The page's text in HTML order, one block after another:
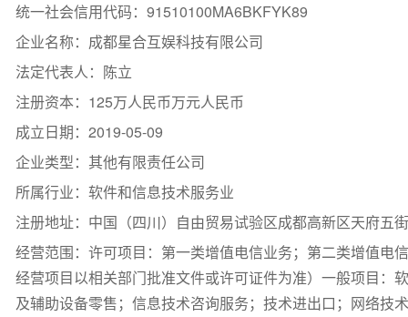
统一社会信用代码：91510100MA6BKFYK89
企业名称：成都星合互娱科技有限公司
法定代表人：陈立
注册资本：125万人民币万元人民币
成立日期：2019-05-09
企业类型：其他有限责任公司
所属行业：软件和信息技术服务业
注册地址：中国（四川）自由贸易试验区成都高新区天府五
经营范围：许可项目：第一类增值电信业务；第二类增值电
经营项目以相关部门批准文件或许可证件为准）一般项目：
及辅助设备零售；信息技术咨询服务；技术进出口；网络技